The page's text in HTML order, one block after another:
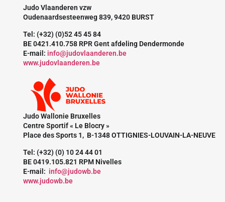
Judo Vlaanderen vzw
Oudenaardsesteenweg 839, 9420 BURST
Tel: (+32) (0)52 45 45 84
BE 0421.410.758 RPR Gent afdeling Dendermonde
E-mail: info@judovlaanderen.be
www.judovlaanderen.be
Judo Wallonie Bruxelles
Centre Sportif « Le Blocry »
Place des Sports 1, B-1348 OTTIGNIES-LOUVAIN-LA-NEUVE
Tel: (+32) (0) 10 24 44 01
BE 0419.105.821 RPM Nivelles
E-mail: info@judowb.be
www.judowb.be